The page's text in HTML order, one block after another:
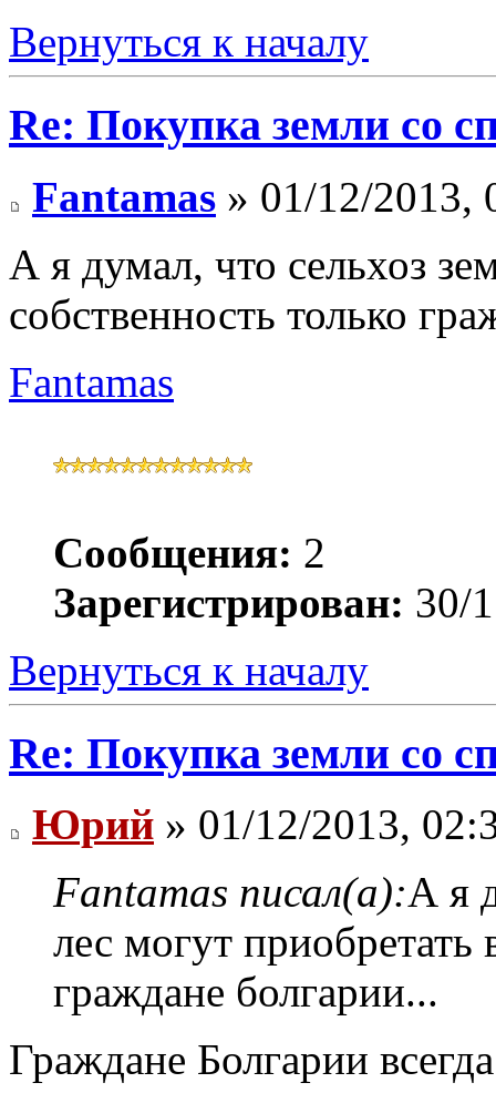
Вернуться к началу
Re: Покупка земли со
Fantamas » 01/12/2013,
А я думал, что сельхоз
собственность только
Fantamas
Сообщения: 2
Зарегистрирован: 30/
Вернуться к началу
Re: Покупка земли со
Юрий » 01/12/2013,
Fantamas писал(а):А я
лес могут приобретать
граждане болгарии...
Граждане Болгарии